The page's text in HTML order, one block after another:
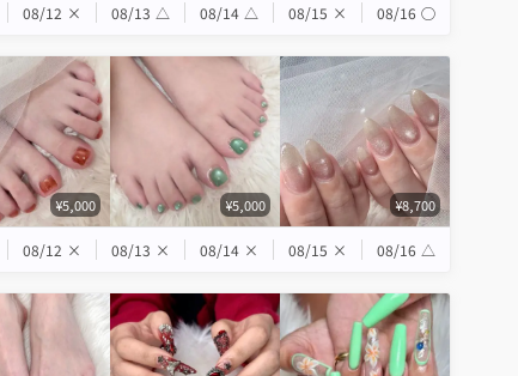
08/12 × 08/13 △ 08/14 △ 08/15 × 08/16 ◯
¥5,000 ¥5,000 ¥8,700
08/12 × 08/13 × 08/14 × 08/15 × 08/16 △